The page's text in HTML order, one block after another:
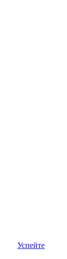
Успейте